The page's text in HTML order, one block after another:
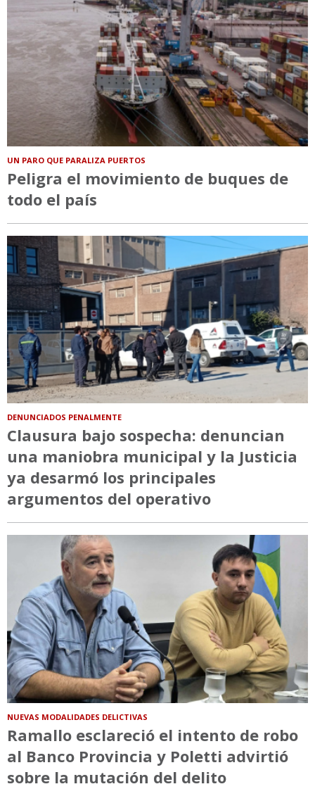
UN PARO QUE PARALIZA PUERTOS
Peligra el movimiento de buques de
todo el país
DENUNCIADOS PENALMENTE
Clausura bajo sospecha: denuncian
una maniobra municipal y la Justicia
ya desarmó los principales
argumentos del operativo
NUEVAS MODALIDADES DELICTIVAS
Ramallo esclareció el intento de robo
al Banco Provincia y Poletti advirtió
sobre la mutación del delito